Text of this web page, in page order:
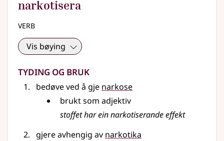
narkotisera
verb
Vis bøying
Tyding og bruk
bedøve ved å gje narkose
brukt som adjektiv
stoffet har ein narkotiserande effekt
gjere avhengig av narkotika